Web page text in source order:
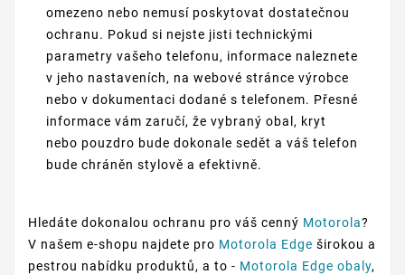
omezeno nebo nemusí poskytovat dostatečnou
ochranu. Pokud si nejste jisti technickými
parametry vašeho telefonu, informace naleznete
v jeho nastaveních, na webové stránce výrobce
nebo v dokumentaci dodané s telefonem. Přesné
informace vám zaručí, že vybraný obal, kryt
nebo pouzdro bude dokonale sedět a váš telefon
bude chráněn stylově a efektivně.
Hledáte dokonalou ochranu pro váš cenný Motorola?
V našem e-shopu najdete pro Motorola Edge širokou a
pestrou nabídku produktů, a to - Motorola Edge obaly,